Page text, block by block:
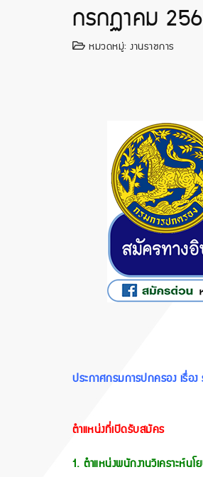
กรกฏาคม
หมวดหมู่: งานราชการ
ประกาศกรมการปกครอง เรื่อ
ตำแหน่งที่เปิดรับสมัคร
1. ตำแหน่งพนักงานวิเคราะ